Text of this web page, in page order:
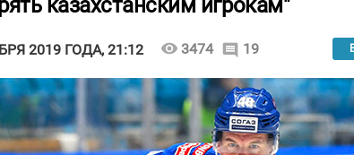
казахстанским игрокам"
2019 ГОДА, 21:12 visibility 3474 comment 19